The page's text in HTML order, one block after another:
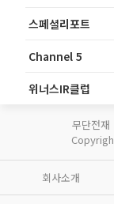
스페셜리포트
Channel 5
위너스IR클럽
무단전재
회사소개